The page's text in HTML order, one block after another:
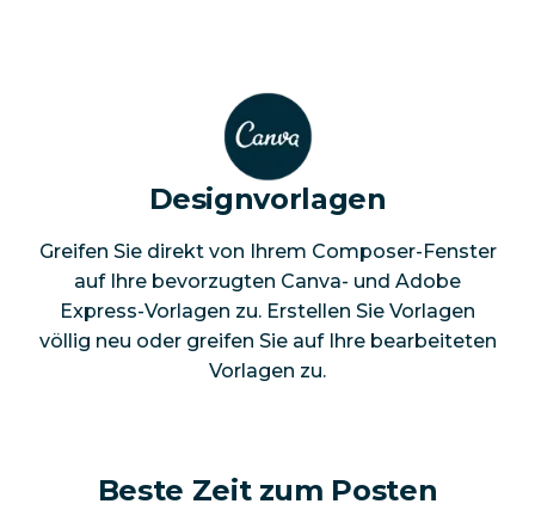
Designvorlagen
Greifen Sie direkt von Ihrem Composer-Fenster
auf Ihre bevorzugten Canva- und Adobe
Express-Vorlagen zu. Erstellen Sie Vorlagen
völlig neu oder greifen Sie auf Ihre bearbeiteten
Vorlagen zu.
Beste Zeit zum Posten